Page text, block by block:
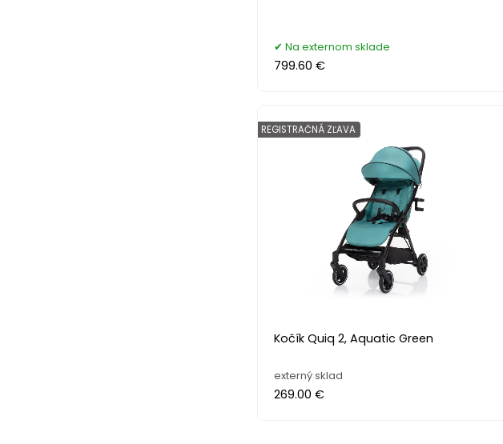
Na externom sklade
799.60 €
Kočík Quiq 2, Aquatic Green
REGISTRAČNÁ ZĽAVA
externý sklad
269.00 €